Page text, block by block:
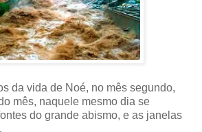
da vida de Noé, no mês segundo,
mês, naquele mesmo dia se
do grande abismo, e as janelas